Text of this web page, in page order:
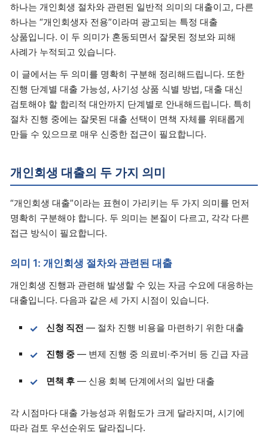
하나는 개인회생 절차와 관련된 일반적 의미의 대출이고, 다른
하나는 “개인회생자 전용”이라며 광고되는 특정 대출
상품입니다. 이 두 의미가 혼동되면서 잘못된 정보와 피해
사례가 누적되고 있습니다.
이 글에서는 두 의미를 명확히 구분해 정리해드립니다. 또한
진행 단계별 대출 가능성, 사기성 상품 식별 방법, 대출 대신
검토해야 할 합리적 대안까지 단계별로 안내해드립니다. 특히
절차 진행 중에는 잘못된 대출 선택이 면책 자체를 위태롭게
만들 수 있으므로 매우 신중한 접근이 필요합니다.
개인회생 대출의 두 가지 의미
“개인회생 대출”이라는 표현이 가리키는 두 가지 의미를 먼저
명확히 구분해야 합니다. 두 의미는 본질이 다르고, 각각 다른
접근 방식이 필요합니다.
의미 1: 개인회생 절차와 관련된 대출
개인회생 진행과 관련해 발생할 수 있는 자금 수요에 대응하는
대출입니다. 다음과 같은 세 가지 시점이 있습니다.
신청 직전 — 절차 진행 비용을 마련하기 위한 대출
진행 중 — 변제 진행 중 의료비·주거비 등 긴급 자금
면책 후 — 신용 회복 단계에서의 일반 대출
각 시점마다 대출 가능성과 위험도가 크게 달라지며, 시기에
따라 검토 우선순위도 달라집니다.